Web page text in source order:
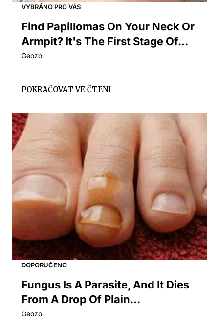
Find Papillomas On Your Neck Or
Armpit? It's The First Stage Of...
Fungus Is A Parasite, And It Dies
From A Drop Of Plain...